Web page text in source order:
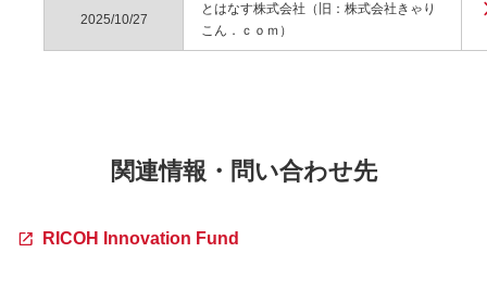
2025/10/27
とはなす株式会社（旧：株式会社きゃり
こん．ｃｏｍ）
関連情報・問い合わせ先
RICOH Innovation Fund